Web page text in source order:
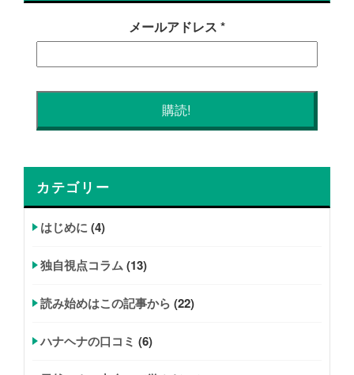
メールアドレス *
カテゴリー
はじめに(4)
独自視点コラム(13)
読み始めはこの記事から (22)
ハナヘナの口コミ (6)